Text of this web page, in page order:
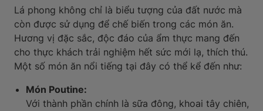
Lá phong không chỉ là biểu tượng của đất nước mà
còn được sử dụng để chế biến trong các món ăn.
Hương vị đặc sắc, độc đáo của ẩm thực mang đến
cho thực khách trải nghiệm hết sức mới lạ, thích thú.
Một số món ăn nổi tiếng tại đây có thể kể đến như:
Món Poutine:
Với thành phần chính là sữa đông, khoai tây chiên,